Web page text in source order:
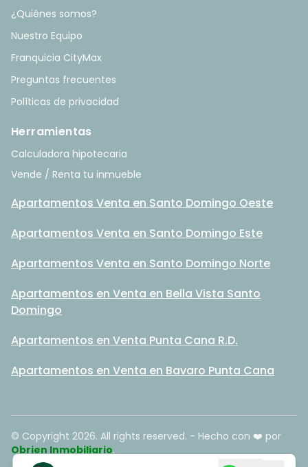
¿Quiénes somos?
Nuestro Equipo
Franquicia CityMax
Preguntas frecuentes
Políticas de privacidad
Herramientas
Calculadora hipotecaria
Vende / Renta tu inmueble
Apartamentos Venta en Santo Domingo Oeste
Apartamentos Venta en Santo Domingo Este
Apartamentos Venta en Santo Domingo Norte
Apartamentos en Venta en Bella Vista Santo
Domingo
Apartamentos en Venta Punta Cana R.D.
Apartamentos en Venta en Bavaro Punta Cana
© Copyright 2026. All rights reserved. - Hecho con ❤️ por
Obrien Inmobiliario.